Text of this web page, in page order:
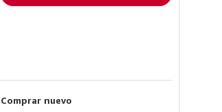
Comprar nuevo